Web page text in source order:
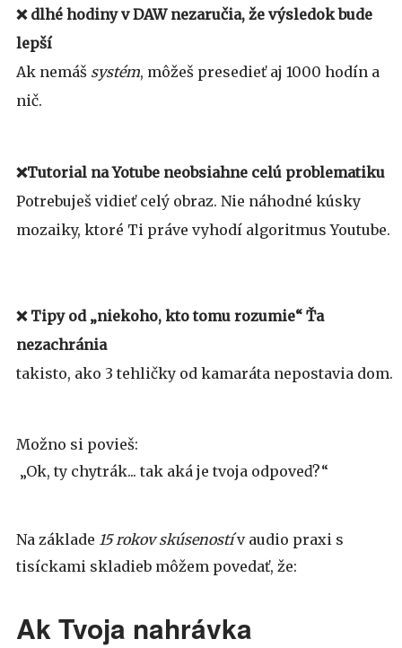
❌dlhé hodiny v DAW nezaručia, že výsledok bude
lepší
Ak nemáš systém, môžeš presedieť aj 1000 hodín a
nič.
❌Tutorial na Yotube neobsiahne celú problematiku
Potrebuješ vidieť celý obraz. Nie náhodné kúsky
mozaiky, ktoré Ti práve vyhodí algoritmus Youtube.
❌ Tipy od „niekoho, kto tomu rozumie“ Ťa
nezachránia
takisto, ako 3 tehličky od kamaráta nepostavia dom.
Možno si povieš:
„Ok, ty chytrák... tak aká je tvoja odpoveď?“
Na základe 15 rokov skúsenostív audio praxi s
tisíckami skladieb môžem povedať, že:
Ak Tvoja nahrávka